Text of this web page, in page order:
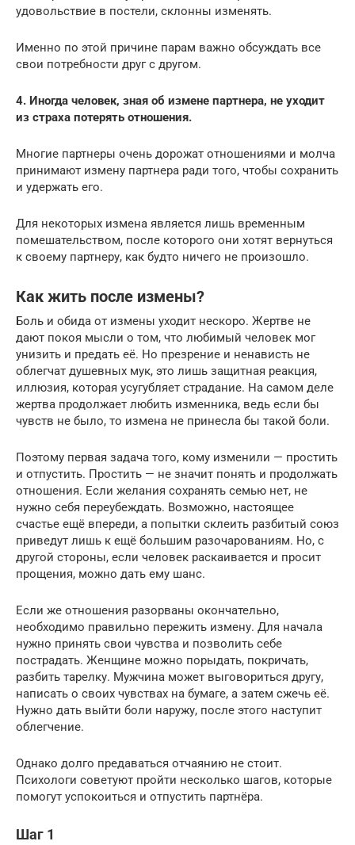
удовольствие в постели, склонны изменять.
Именно по этой причине парам важно обсуждать все
свои потребности друг с другом.
4. Иногда человек, зная об измене партнера, не уходит
из страха потерять отношения.
Многие партнеры очень дорожат отношениями и молча
принимают измену партнера ради того, чтобы сохранить
и удержать его.
Для некоторых измена является лишь временным
помешательством, после которого они хотят вернуться
к своему партнеру, как будто ничего не произошло.
Как жить после измены?
Боль и обида от измены уходит нескоро. Жертве не
дают покоя мысли о том, что любимый человек мог
унизить и предать её. Но презрение и ненависть не
облегчат душевных мук, это лишь защитная реакция,
иллюзия, которая усугубляет страдание. На самом деле
жертва продолжает любить изменника, ведь если бы
чувств не было, то измена не принесла бы такой боли.
Поэтому первая задача того, кому изменили — простить
и отпустить. Простить — не значит понять и продолжать
отношения. Если желания сохранять семью нет, не
нужно себя переубеждать. Возможно, настоящее
счастье ещё впереди, а попытки склеить разбитый союз
приведут лишь к ещё большим разочарованиям. Но, с
другой стороны, если человек раскаивается и просит
прощения, можно дать ему шанс.
Если же отношения разорваны окончательно,
необходимо правильно пережить измену. Для начала
нужно принять свои чувства и позволить себе
пострадать. Женщине можно порыдать, покричать,
разбить тарелку. Мужчина может выговориться другу,
написать о своих чувствах на бумаге, а затем сжечь её.
Нужно дать выйти боли наружу, после этого наступит
облегчение.
Однако долго предаваться отчаянию не стоит.
Психологи советуют пройти несколько шагов, которые
помогут успокоиться и отпустить партнёра.
Шаг 1